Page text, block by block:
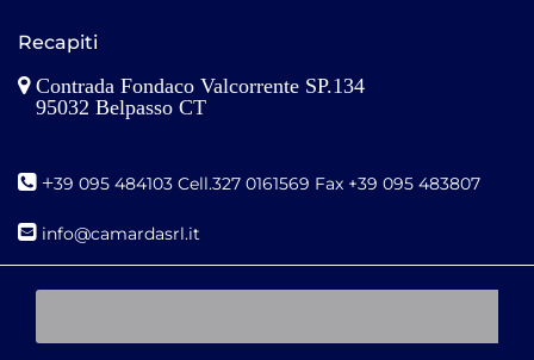
Recapiti
Contrada Fondaco Valcorrente SP.134
95032 Belpasso CT
+39 095 484103 Cell.327 0161569 Fax +39 095 483807
info@camardasrl.it